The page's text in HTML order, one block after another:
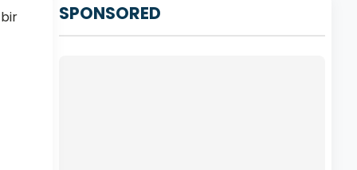
SPONSORED